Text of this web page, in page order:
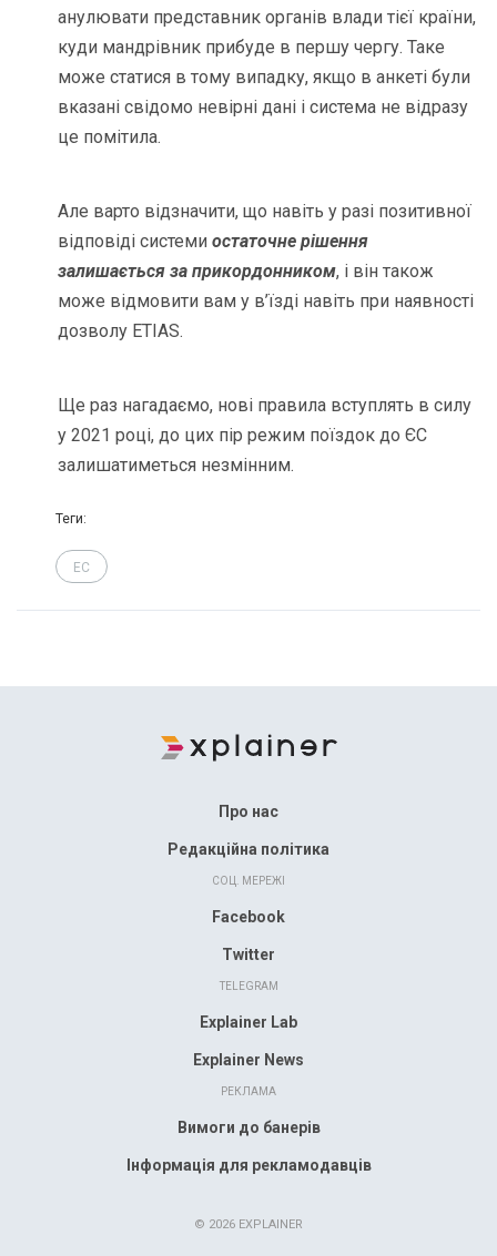
анулювати представник органів влади тієї країни,
куди мандрівник прибуде в першу чергу. Таке
може статися в тому випадку, якщо в анкеті були
вказані свідомо невірні дані і система не відразу
це помітила.
Але варто відзначити, що навіть у разі позитивної
відповіді системиостаточне рішення
залишається за прикордонником, і він також
може відмовити вам у в’їзді навіть при наявності
дозволу ETIAS.
Ще раз нагадаємо, нові правила вступлять в силу
у 2021 році, до цих пір режим поїздок до ЄС
залишатиметься незмінним.
Теги:
ЕС
Про нас
Редакційна політика
СОЦ. МЕРЕЖІ
Facebook
Twitter
TELEGRAM
Explainer Lab
Explainer News
РЕКЛАМА
Вимоги до банерів
Інформація для рекламодавців
© 2026 EXPLAINER